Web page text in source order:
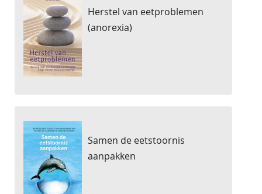
Herstel van eetproblemen
(anorexia)
Samen de eetstoornis
aanpakken